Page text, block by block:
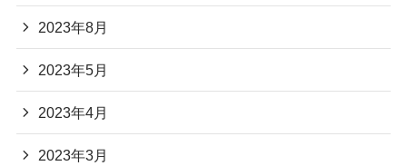
2023年8月
2023年5月
2023年4月
2023年3月